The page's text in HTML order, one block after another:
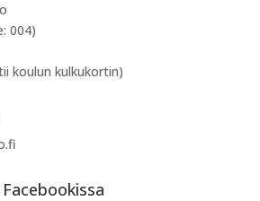
004)
koulun kulkukortin)